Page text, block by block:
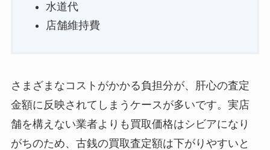
水道代
店舗維持費
さまざまなコストがかかる負担分が、肝心の査定
金額に反映されてしまうケースが多いです。実店
舗を構えない業者よりも買取価格はシビアになり
がちのため、古銭の買取査定額は下がりやすいと